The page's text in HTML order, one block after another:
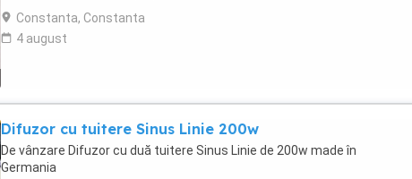
inalte (mm) 1 x ...
Constanta, Constanta
4 august
Difuzor cu tuitere Sinus Linie 200w
De vânzare Difuzor cu duă tuitere Sinus Linie de 200w made în
Germania